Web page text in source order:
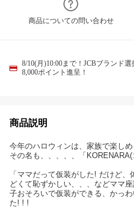
商品についての問い合わせ
8/10(月)10:00まで！JCBブランド
8,000ポイント進呈！
商品説明
今年のハロウィンは、家族で楽し
その名も、、、、、「
「ママだって仮装がした! だけど
どくて恥ずかしい、、、などママ
子おそろいで仮装ができる、かっ
た! ! !